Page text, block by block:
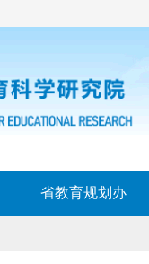
省教育规划办